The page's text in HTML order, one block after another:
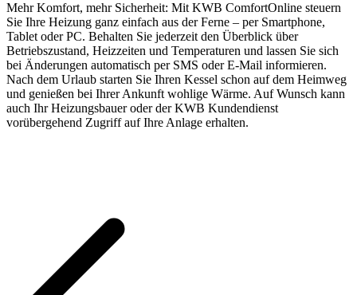
Mehr Komfort, mehr Sicherheit: Mit KWB ComfortOnline steuern
Sie Ihre Heizung ganz einfach aus der Ferne – per Smartphone,
Tablet oder PC. Behalten Sie jederzeit den Überblick über
Betriebszustand, Heizzeiten und Temperaturen und lassen Sie sich
bei Änderungen automatisch per SMS oder E-Mail informieren.
Nach dem Urlaub starten Sie Ihren Kessel schon auf dem Heimweg
und genießen bei Ihrer Ankunft wohlige Wärme. Auf Wunsch kann
auch Ihr Heizungsbauer oder der KWB Kundendienst
vorübergehend Zugriff auf Ihre Anlage erhalten.